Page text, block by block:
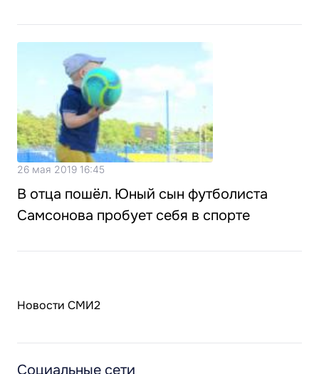
26 мая 2019 16:45
В отца пошёл. Юный сын футболиста
Самсонова пробует себя в спорте
Новости СМИ2
Социальные сети